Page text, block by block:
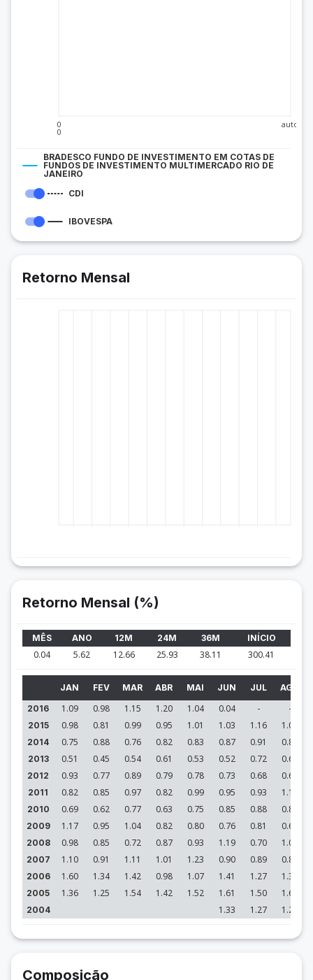
0
0
auto
BRADESCO FUNDO DE INVESTIMENTO EM COTAS DE
FUNDOS DE INVESTIMENTO MULTIMERCADO RIO DE
JANEIRO
CDI
IBOVESPA
Retorno Mensal
Retorno Mensal (%)
MÊS ANO 12M 24M 36M INÍCIO
0.04 5.62 12.66 25.93 38.11 300.41
JAN FEV MAR ABR MAI JUN JUL AGO
2016
1.09 0.98 1.15 1.20 1.04 0.04 - -
2015 0.98 0.81 0.99 0.95 1.01 1.03 1.16 1.05
2014 0.75 0.88 0.76 0.82 0.83 0.87 0.91 0.88
2013 0.51 0.45 0.54 0.61 0.53 0.52 0.72 0.67
2012 0.93 0.77 0.89 0.79 0.78 0.73 0.68 0.66
2011 0.82 0.85 0.97 0.82 0.99 0.95 0.93 1.19
2010 0.69 0.62 0.77 0.63 0.75 0.85 0.88 0.88
2009 1.17 0.95 1.04 0.82 0.80 0.76 0.81 0.69
2008 0.98 0.85 0.72 0.87 0.93 1.19 0.70 1.02
2007 1.10 0.91 1.11 1.01 1.23 0.90 0.89 0.86
2006 1.60 1.34 1.42 0.98 1.07 1.41 1.27 1.33
2005 1.36 1.25 1.54 1.42 1.52 1.61 1.50 1.61
2004 1.33 1.27 1.29
Composição